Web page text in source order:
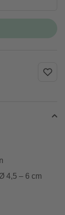
4,5 – 6 cm